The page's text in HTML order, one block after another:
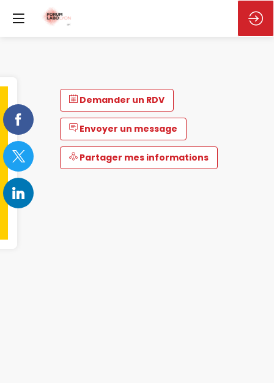
Demander un RDV
Envoyer un message
Partager mes informations